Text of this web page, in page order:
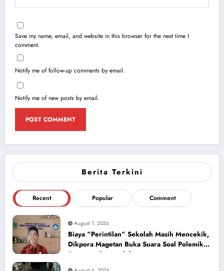
Berita Terkini
Recent Popular Comment
August 7, 2026
Biaya “Perintilan” Sekolah Masih Mencekik,
Dikpora Magetan Buka Suara Soal Polemik
Seragam dan Modul
Save my name, email, and website in this browser for the next time I
comment.
Notify me of follow-up comments by email.
Notify me of new posts by email.